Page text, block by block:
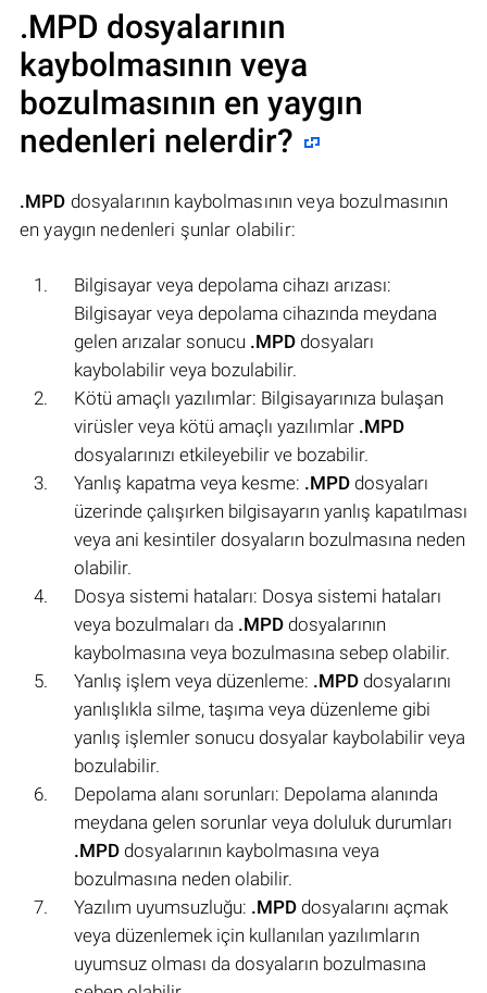
.MPD dosyalarının
kaybolmasının veya
bozulmasının en yaygın
nedenleri nelerdir?
.MPD dosyalarının kaybolmasının veya bozulmasının
en yaygın nedenleri şunlar olabilir:
Bilgisayar veya depolama cihazı arızası:
Bilgisayar veya depolama cihazında meydana
gelen arızalar sonucu .MPD dosyaları
kaybolabilir veya bozulabilir.
Kötü amaçlı yazılımlar: Bilgisayarınıza bulaşan
virüsler veya kötü amaçlı yazılımlar .MPD
dosyalarınızı etkileyebilir ve bozabilir.
Yanlış kapatma veya kesme: .MPD dosyaları
üzerinde çalışırken bilgisayarın yanlış kapatılması
veya ani kesintiler dosyaların bozulmasına neden
olabilir.
Dosya sistemi hataları: Dosya sistemi hataları
veya bozulmaları da .MPD dosyalarının
kaybolmasına veya bozulmasına sebep olabilir.
Yanlış işlem veya düzenleme: .MPD dosyalarını
yanlışlıkla silme, taşıma veya düzenleme gibi
yanlış işlemler sonucu dosyalar kaybolabilir veya
bozulabilir.
Depolama alanı sorunları: Depolama alanında
meydana gelen sorunlar veya doluluk durumları
.MPD dosyalarının kaybolmasına veya
bozulmasına neden olabilir.
Yazılım uyumsuzluğu: .MPD dosyalarını açmak
veya düzenlemek için kullanılan yazılımların
uyumsuz olması da dosyaların bozulmasına